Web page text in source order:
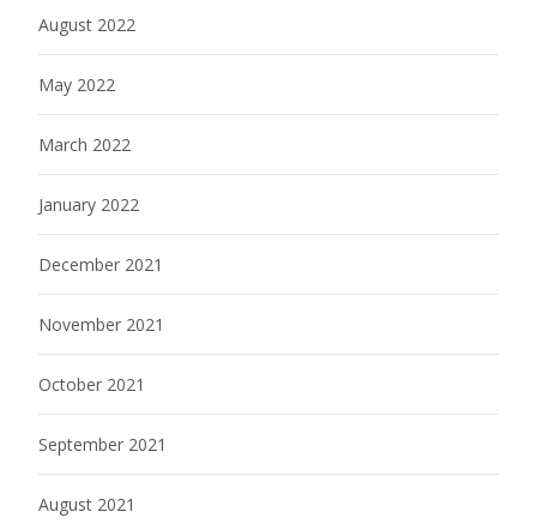
August 2022
May 2022
March 2022
January 2022
December 2021
November 2021
October 2021
September 2021
August 2021